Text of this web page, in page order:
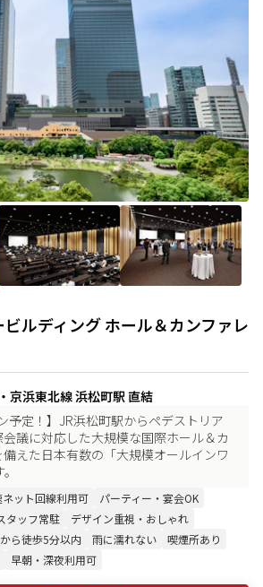
ルディング ホール＆カンファレ
京浜東北線 浜松町駅 直結
予定！】JR浜松町駅からペデストリア
議に対応した大規模な国際ホール＆カ
えた日本有数の「大規模オールインワ
ネット回線利用可
パーティー・宴会OK
タッフ常駐
デザイン重視・おしゃれ
ら徒歩5分以内 雨に濡れない
喫煙所あり
早朝・深夜利用可